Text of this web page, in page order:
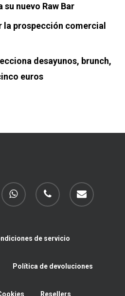
su nuevo Raw Bar
la prospección comercial
desayunos, brunch,
euros
whatsapp phone email
de servicio
Política de devoluciones
Resellers